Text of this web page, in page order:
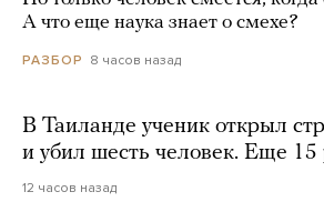
А что еще наука знает о смехе?
РАЗБОР 8 часов назад
В Таиланде ученик открыл
и убил шесть человек. Еще
12 часов назад